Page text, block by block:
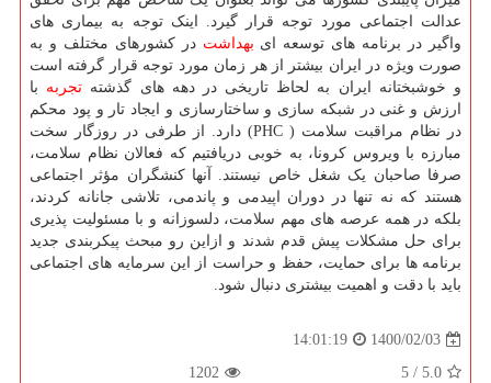
عدالت اجتماعی مورد توجه قرار گیرد. اینک توجه به بیماری های
واگیر در برنامه های توسعه ای بهداشت در کشورهای مختلف و به
صورت ویژه در ایران بیشتر از هر زمان مورد توجه قرار گرفته است
و خوشبختانه ایران به لحاظ تاریخی در دهه های گذشته تجربه با
ارزش و غنی در شبکه سازی و ساختارسازی و ایجاد تار و پود محکم
در نظام مراقبت سلامت ( PHC) دارد. از طرفی در روزگار سخت
مبارزه با ویروس کرونا، به خوبی دریافتیم که فعالان نظام سلامت،
صرفا صاحبان یک شغل خاص نیستند. آنها کنشگران مؤثر اجتماعی
هستند که نه تنها در دوران اپیدمی و پاندمی، تلاشی جانانه کردند،
بلکه در همه عرصه های مهم سلامت، دلسوزانه و با مسئولیت پذیری
برای حل مشکلات پیش قدم شدند و ازاین رو مبحث پیکربندی جدید
برنامه ها برای حمایت، حفظ و حراست از این سرمایه های اجتماعی
باید با دقت و اهمیت بیشتری دنبال شود.
1400/02/03
14:01:19
5.0
/ 5
1202